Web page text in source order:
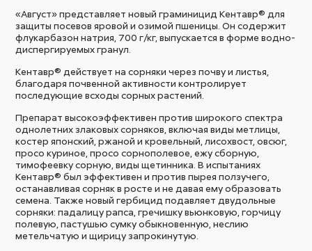
«Август» представляет новый граминицид Кентавр® для
защиты посевов яровой и озимой пшеницы. Он содержит
флукарбазон натрия, 700 г/кг, выпускается в форме водно-
диспергируемых гранул.
Кентавр® действует на сорняки через почву и листья,
благодаря почвенной активности контролирует
последующие всходы сорных растений.
Препарат высокоэффективен против широкого спектра
однолетних злаковых сорняков, включая виды метлицы,
костер японский, ржаной и кровельный, лисохвост, овсюг,
просо куриное, просо сорнополевое, ежу сборную,
тимофеевку сорную, виды щетинника. В испытаниях
Кентавр® был эффективен и против пырея ползучего,
останавливая сорняк в росте и не давая ему образовать
семена. Также новый гербицид подавляет двудольные
сорняки: падалицу рапса, гречишку вьюнковую, горчицу
полевую, пастушью сумку обыкновенную, неслию
метельчатую и щирицу запрокинутую.